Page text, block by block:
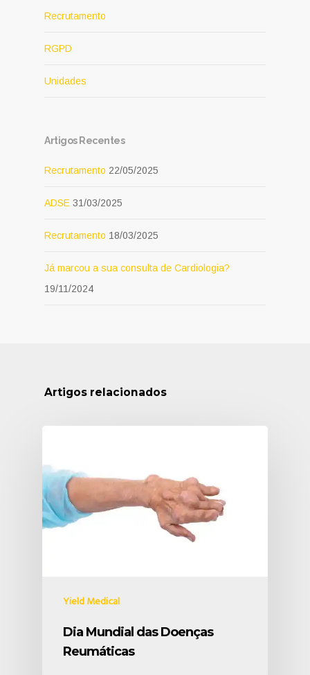
Recrutamento
RGPD
Unidades
Artigos Recentes
Recrutamento 22/05/2025
ADSE 31/03/2025
Recrutamento 18/03/2025
Já marcou a sua consulta de Cardiologia?
19/11/2024
Artigos relacionados
Yield Medical
Dia Mundial das Doenças
Reumáticas